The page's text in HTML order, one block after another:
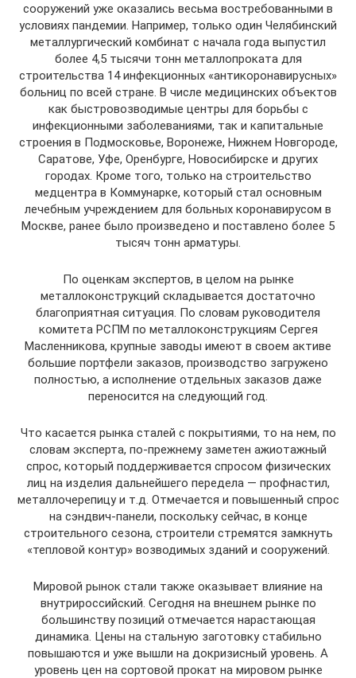
сооружений уже оказались весьма востребованными в
условиях пандемии. Например, только один Челябинский
металлургический комбинат с начала года выпустил
более 4,5 тысячи тонн металлопроката для
строительства 14 инфекционных «антикоронавирусных»
больниц по всей стране. В числе медицинских объектов
как быстровозводимые центры для борьбы с
инфекционными заболеваниями, так и капитальные
строения в Подмосковье, Воронеже, Нижнем Новгороде,
Саратове, Уфе, Оренбурге, Новосибирске и других
городах. Кроме того, только на строительство
медцентра в Коммунарке, который стал основным
лечебным учреждением для больных коронавирусом в
Москве, ранее было произведено и поставлено более 5
тысяч тонн арматуры.
По оценкам экспертов, в целом на рынке
металлоконструкций складывается достаточно
благоприятная ситуация. По словам руководителя
комитета РСПМ по металлоконструкциям Сергея
Масленникова, крупные заводы имеют в своем активе
большие портфели заказов, производство загружено
полностью, а исполнение отдельных заказов даже
переносится на следующий год.
Что касается рынка сталей с покрытиями, то на нем, по
словам эксперта, по-прежнему заметен ажиотажный
спрос, который поддерживается спросом физических
лиц на изделия дальнейшего передела — профнастил,
металлочерепицу и т.д. Отмечается и повышенный спрос
на сэндвич-панели, поскольку сейчас, в конце
строительного сезона, строители стремятся замкнуть
«тепловой контур» возводимых зданий и сооружений.
Мировой рынок стали также оказывает влияние на
внутрироссийский. Сегодня на внешнем рынке по
большинству позиций отмечается нарастающая
динамика. Цены на стальную заготовку стабильно
повышаются и уже вышли на докризисный уровень. А
уровень цен на сортовой прокат на мировом рынке